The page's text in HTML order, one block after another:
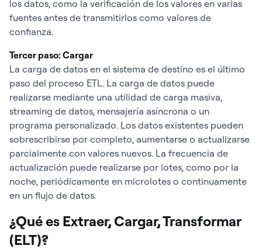
los datos, como la verificación de los valores en varias
fuentes antes de transmitirlos como valores de
confianza.
Tercer paso: Cargar
La carga de datos en el sistema de destino es el último
paso del proceso ETL. La carga de datos puede
realizarse mediante una utilidad de carga masiva,
streaming de datos, mensajería asíncrona o un
programa personalizado. Los datos existentes pueden
sobrescribirse por completo, aumentarse o actualizarse
parcialmente con valores nuevos. La frecuencia de
actualización puede realizarse por lotes, como por la
noche, periódicamente en microlotes o continuamente
en un flujo de datos.
¿Qué es Extraer, Cargar, Transformar
(ELT)?